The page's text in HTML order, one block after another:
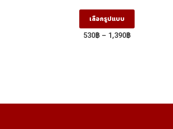
เลือกรูปแบบ
This
product
530฿ – 1,390฿Price